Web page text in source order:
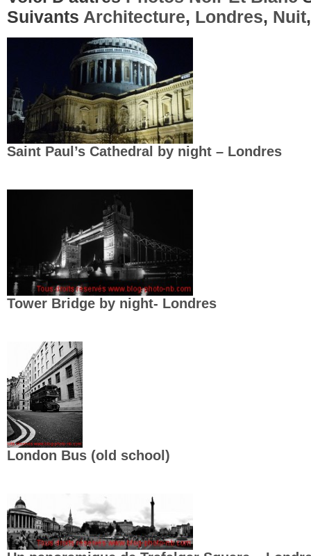
Suivants Architecture, Londres, Nuit
Saint Paul’s Cathedral by night – Londres
Tower Bridge by night- Londres
London Bus (old school)